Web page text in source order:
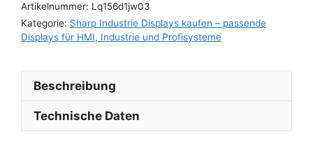
Artikelnummer: Lq156d1jw03
Kategorie: Sharp Industrie Displays kaufen – passende
Displays für HMI, Industrie und Profisysteme
Beschreibung
Technische Daten